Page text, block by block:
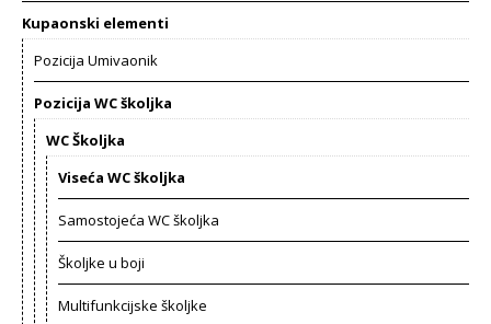
Kupaonski elementi
Pozicija Umivaonik
Pozicija WC školjka
WC Školjka
Viseća WC školjka
Samostojeća WC školjka
Školjke u boji
Multifunkcijske školjke